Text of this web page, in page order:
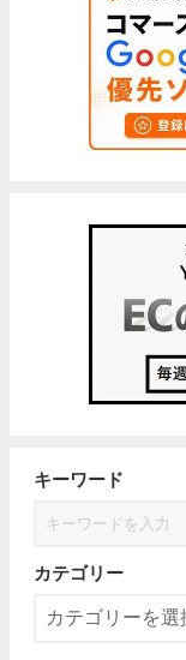
キーワード
カテゴリー